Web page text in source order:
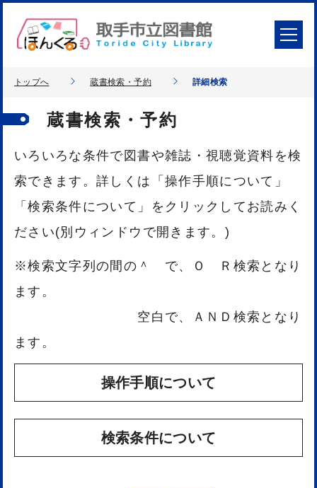
トップへ 蔵書検索・予約 詳細検索
蔵書検索・予約
いろいろな条件で図書や雑誌・視聴覚資料を検
索できます。詳しくは「操作手順について」
「検索条件について」をクリックしてお読みく
ださい(別ウィンドウで開きます。)
※検索文字列の間の＾ で、Ｏ Ｒ検索となり
ます。
空白で、ＡＮＤ検索となり
ます。
操作手順について
検索条件について